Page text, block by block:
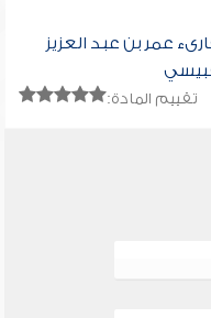
عمر بن عبد العزيز
تقييم المادة: